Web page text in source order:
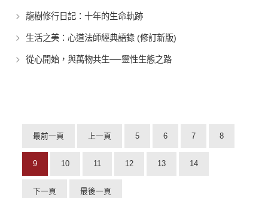
龍樹修行日記：十年的生命軌跡
生活之美：心道法師經典語錄 (修訂新版)
從心開始，與萬物共生──靈性生態之路
最前一頁 上一頁 5 6 7 8
9 10 11 12 13 14
下一頁 最後一頁